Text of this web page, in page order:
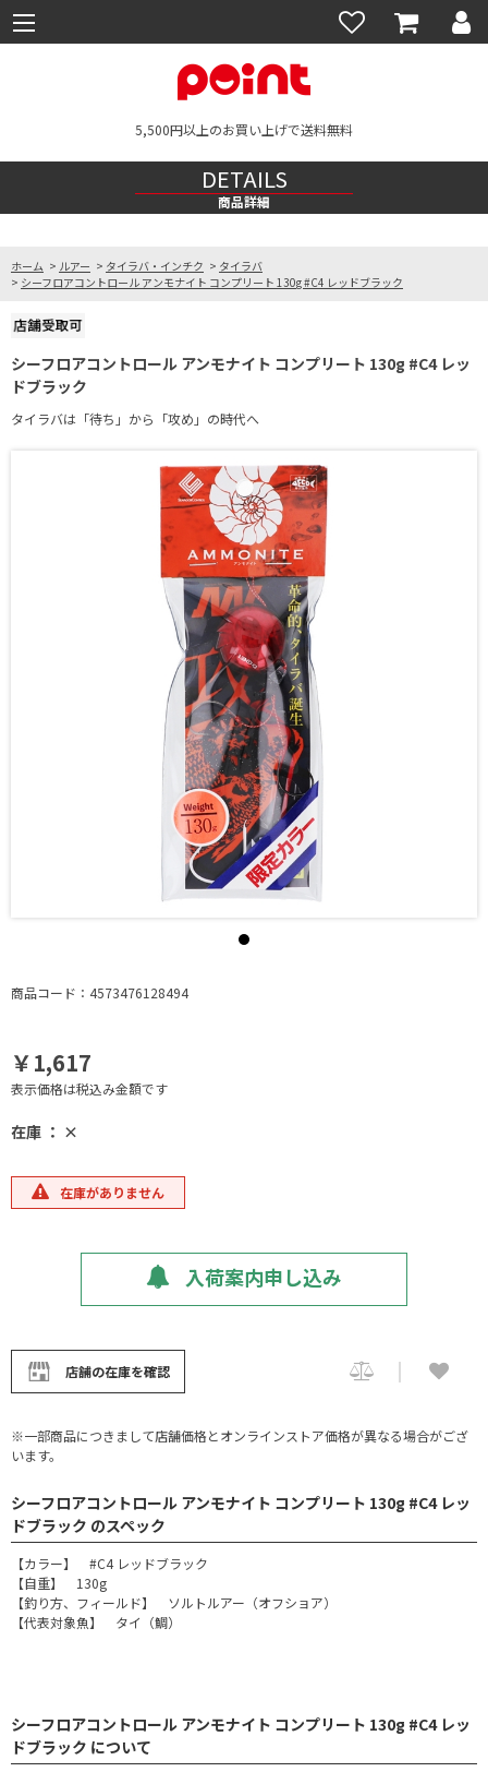
5,500円以上のお買い上げで送料無料
DETAILS
商品詳細
ホーム > ルアー > タイラバ・インチク > タイラバ
> シーフロアコントロール アンモナイト コンプリート 130g #C4 レッドブラック
シーフロアコントロール アンモナイト コンプリート 130g #C4 レッ
ドブラック
タイラバは「待ち」から「攻め」の時代へ
商品コード：4573476128494
￥1,617
表示価格は税込み金額です
在庫 ： ×
在庫がありません
入荷案内申し込み
店舗の在庫を確認
※一部商品につきまして店舗価格とオンラインストア価格が異なる場合がござ
います。
シーフロアコントロール アンモナイト コンプリート 130g #C4 レッ
ドブラック のスペック
【カラー】 #C4 レッドブラック
【自重】 130g
【釣り方、フィールド】 ソルトルアー（オフショア）
【代表対象魚】 タイ（鯛）
シーフロアコントロール アンモナイト コンプリート 130g #C4 レッ
ドブラック について